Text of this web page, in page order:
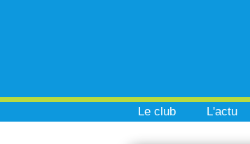
Le club L'actu